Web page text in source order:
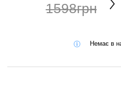
1598грн
Немає в